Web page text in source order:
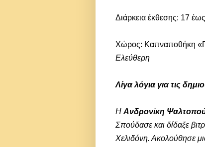
Διάρκεια έκθεσης: 17
Χώρος: Καπναποθήκη
Ελεύθερη
Λίγα λόγια για τις
Η Ανδρονίκη
Σπούδασε και δίδαξε
Χελιδόνη. Ακολούθησε